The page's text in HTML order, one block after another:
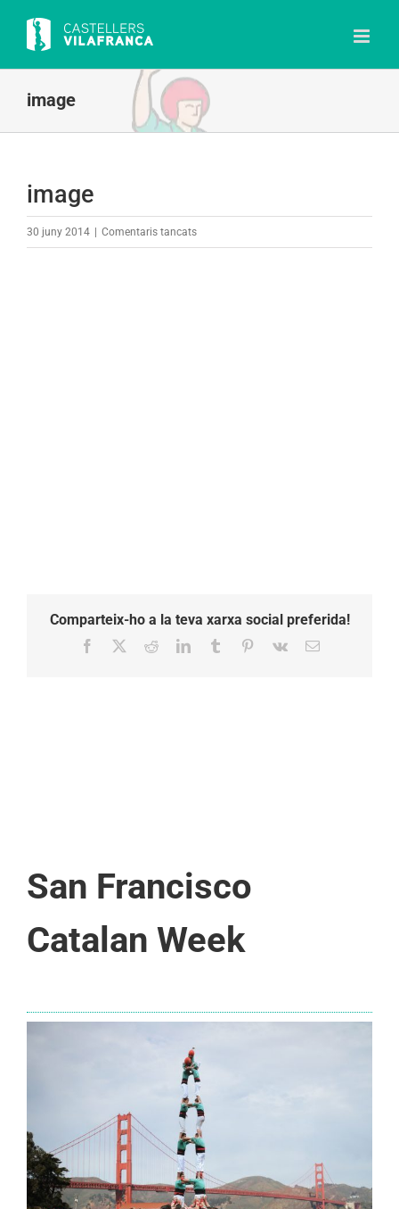
content
image
image
30 juny 2014 Comentaris tancatsa
Comparteix-ho a la teva xarxa social preferida!
Facebook RedditLinkedInTumblr Pinterest
Vk Email:
San Francisco
Catalan Week